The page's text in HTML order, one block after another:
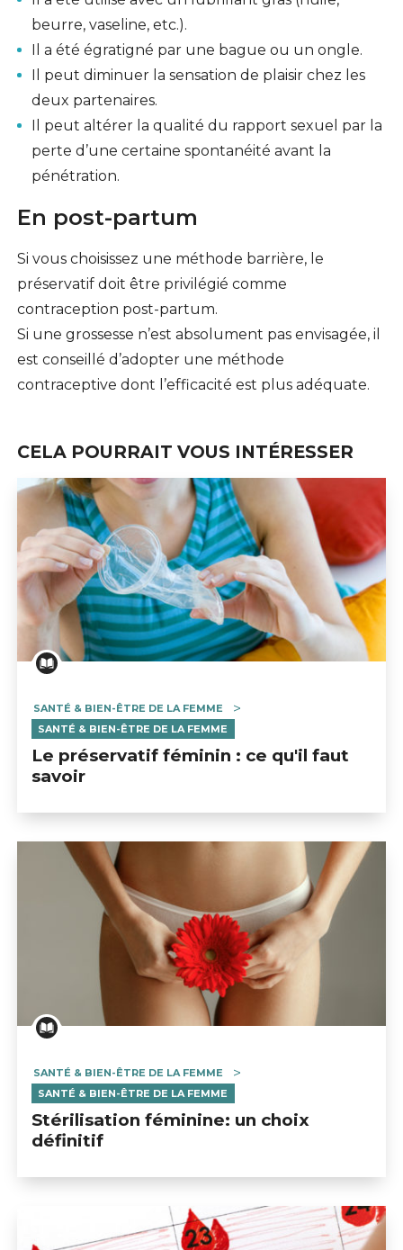
beurre, vaseline, etc.).
Il a été égratigné par une bague ou un ongle.
Il peut diminuer la sensation de plaisir chez les
deux partenaires.
Il peut altérer la qualité du rapport sexuel par la
perte d’une certaine spontanéité avant la
pénétration.
En post-partum
Si vous choisissez une méthode barrière, le
préservatif doit être privilégié comme
contraception post-partum.
Si une grossesse n’est absolument pas envisagée, il
est conseillé d’adopter une méthode
contraceptive dont l’efficacité est plus adéquate.
CELA POURRAIT VOUS INTÉRESSER
SANTÉ & BIEN-ÊTRE DE LA FEMME
SANTÉ & BIEN-ÊTRE DE LA FEMME
Le préservatif féminin : ce qu'il faut
savoir
SANTÉ & BIEN-ÊTRE DE LA FEMME
SANTÉ & BIEN-ÊTRE DE LA FEMME
Stérilisation féminine: un choix
définitif